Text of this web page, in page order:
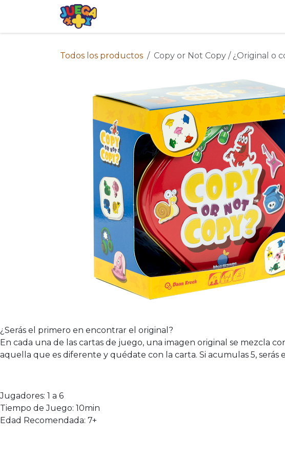
Todos los productos Copy or Not Copy / ¿Original o
¿Serás el primero en encontrar el original?
En cada una de las cartas de juego, una imagen original se mezcla
aquella que es diferente y quédate con la carta. Si acumulas 5, serás
Jugadores: 1 a 6
Tiempo de Juego: 10min
Edad Recomendada: 7+